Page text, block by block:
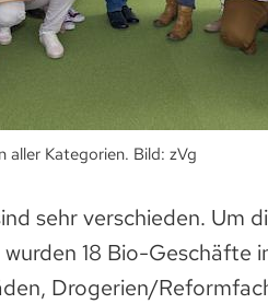
aller Kategorien. Bild: zVg
sehr verschieden. Um
18 Bio-Geschäfte
Drogerien/